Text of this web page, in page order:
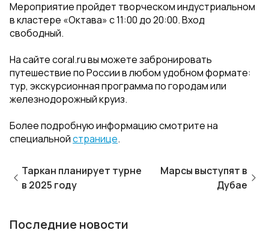
Мероприятие пройдет творческом индустриальном
в кластере «Октава» с 11:00 до 20:00. Вход
свободный.
На сайте coral.ru вы можете забронировать
путешествие по России в любом удобном формате:
тур, экскурсионная программа по городам или
железнодорожный круиз.
Более подробную информацию смотрите на
специальнойстранице.
Таркан планирует турне
в 2025 году
Марсы выступят в
Дубае
Последние новости